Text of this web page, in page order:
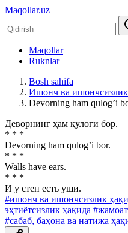
Maqollar.uz
Maqollar
Ruknlar
Bosh sahifa
Ишонч ва ишончсизлик
Devorning ham qulogʼi
Деворнинг ҳам қулоғи бор.
* * *
Devorning ham qulogʼi bor.
* * *
Walls have ears.
* * *
И у стен есть уши.
#ишонч ва ишончсизлик
эҳтиётсизлик ҳақида
#сабаб, баҳона ва натижа